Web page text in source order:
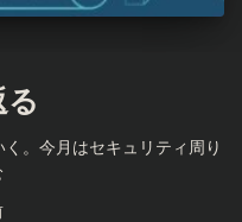
。今月はセキュリティ周り